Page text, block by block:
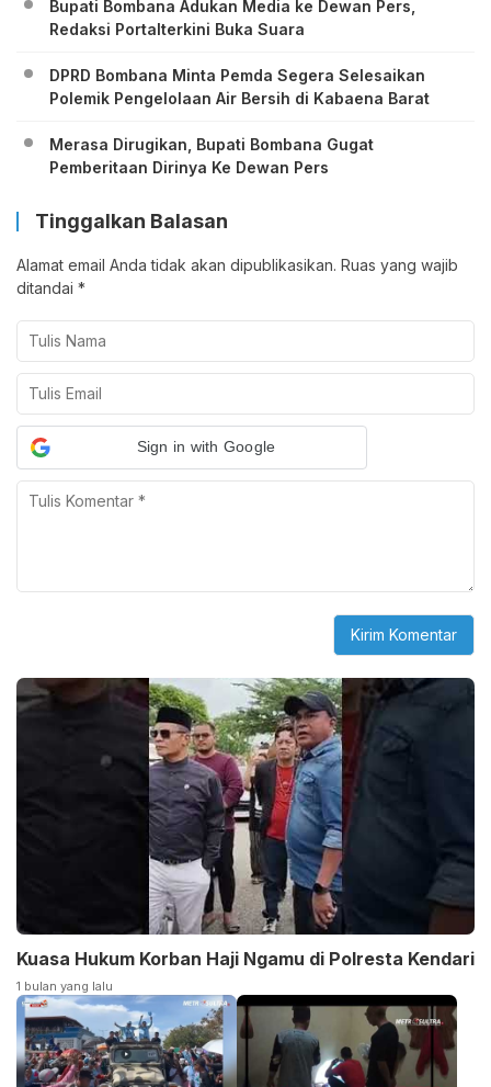
Bupati Bombana Adukan Media ke Dewan Pers,
Redaksi Portalterkini Buka Suara
DPRD Bombana Minta Pemda Segera Selesaikan
Polemik Pengelolaan Air Bersih di Kabaena Barat
Merasa Dirugikan, Bupati Bombana Gugat
Pemberitaan Dirinya Ke Dewan Pers
Tinggalkan Balasan
Alamat email Anda tidak akan dipublikasikan. Ruas yang wajib
ditandai *
Sign in with Google
Kuasa Hukum Korban Haji Ngamu di Polresta Kendari
1 bulan yang lalu